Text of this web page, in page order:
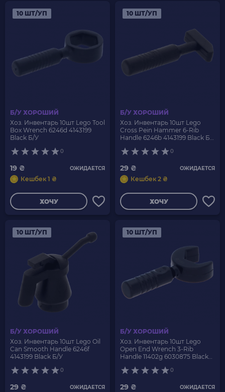
10 ШТ/УП
Б/У ХОРОШИЙ
Хоз. Инвентарь 10шт Lego Tool
Box Wrench 6246d 4143199
Black Б/У
0
19 ₴ ОЖИДАЕТСЯ
Кешбек 1 ₴
ХОЧУ
10 ШТ/УП
Б/У ХОРОШИЙ
Хоз. Инвентарь 10шт Lego
Cross Pein Hammer 6-Rib
Handle 6246b 4143199 Black Б/
0
29 ₴ ОЖИДАЕТСЯ
Кешбек 2 ₴
ХОЧУ
10 ШТ/УП
Б/У ХОРОШИЙ
Хоз. Инвентарь 10шт Lego Oil
Can Smooth Handle 6246f
4143199 Black Б/У
0
29 ₴ ОЖИДАЕТСЯ
10 ШТ/УП
Б/У ХОРОШИЙ
Хоз. Инвентарь 10шт Lego
Open End Wrench 3-Rib
Handle 11402g 6030875 Black
0
29 ₴ ОЖИДАЕТСЯ